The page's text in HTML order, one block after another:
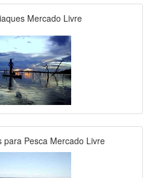
Mercado Livre
para Pesca Mercado Livre